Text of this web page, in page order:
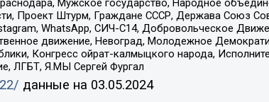
Мужское государство, Народное
Проект Штурм, Граждане СССР, Держава Союз
WhatsApp, СИЧ-С14, Добровольческое
движение, Невоград, Молодежное
Конгресс ойрат-калмыцкого народа,
ЛГБТ, Я.МЫ Сергей Фургал
данные на 03.05.2024